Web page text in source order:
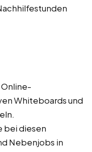
Whiteboards und
bei diesen
Nebenjobs in